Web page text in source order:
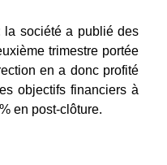
la société a publié des
trimestre portée
en a donc profité
objectifs financiers à
en post-clôture.